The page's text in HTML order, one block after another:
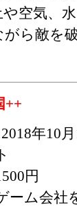
空気、
がら敵を
++
2018年10
ト
円
ーム会社